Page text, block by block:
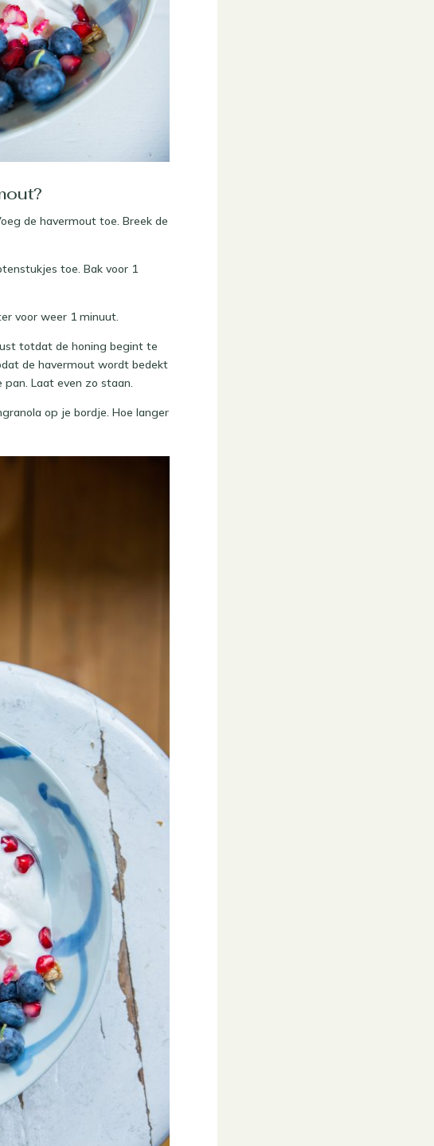
de havermout toe. Breek de
toe. Bak voor 1
voor weer 1 minuut.
totdat de honing begint te
de havermout wordt bedekt
Laat even zo staan.
op je bordje. Hoe langer